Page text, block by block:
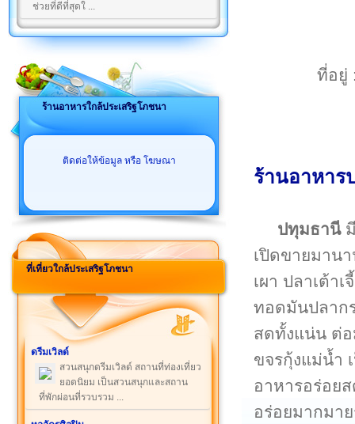
ช่วยที่ดีที่สุดใ ...
ร้านอาหารใกล้ประเสริฐโภชนา
ติดต่อให้ข้อมูล หรือ โฆษณา
ที่เที่ยวใกล้ประเสริฐโภชนา
ดรีมเวิลด์
สวนสนุกดรีมเวิลด์ สถานที่ท่องเที่ยว
ยอดนิยม เป็นสวนสนุกและสถาน
ที่พักผ่อนที่รวบรวม ...
ที่อยู่
ร้านอาหาร
ปทุมธานีมี
เปิดขายมาน
เผา ปลาเต้า
ทอดมันปลาก
สดทั้งแน่น ต่
ขจรกุ้งแม่น้ำ
อาหารอร่อย
อร่อยมากมา